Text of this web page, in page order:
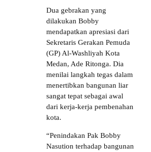
Dua gebrakan yang
dilakukan Bobby
mendapatkan apresiasi dari
Sekretaris Gerakan Pemuda
(GP) Al-Washliyah Kota
Medan, Ade Ritonga. Dia
menilai langkah tegas dalam
menertibkan bangunan liar
sangat tepat sebagai awal
dari kerja-kerja pembenahan
kota.
“Penindakan Pak Bobby
Nasution terhadap bangunan